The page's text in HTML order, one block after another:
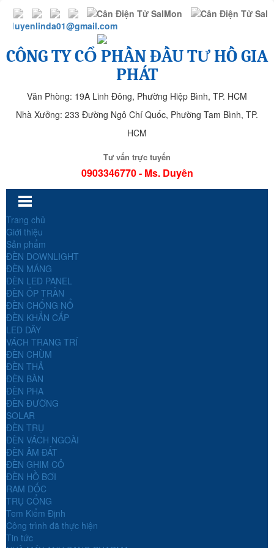
duyenlinda01@gmail.com
CÔNG TY CỔ PHẦN ĐẦU TƯ HỒ GIA
PHÁT
Văn Phòng: 19A Linh Đông, Phường Hiệp Bình, TP. HCM
Nhà Xưởng: 233 Đường Ngô Chí Quốc, Phường Tam Bình, TP.
HCM
Tư vấn trực tuyến
0903346770 - Ms. Duyên
Trang chủ
Giới thiệu
Sản phẩm
ĐÈN DOWNLIGHT
ĐÈN MÁNG
ĐÈN LED PANEL
ĐÈN ỐP TRẦN
ĐÈN CHỐNG NỔ
ĐÈN KHẨN CẤP
LED DÂY
VÁCH TRANG TRÍ
ĐÈN CHÙM
ĐÈN THẢ
ĐÈN BÀN
ĐÈN PHA
ĐÈN ĐƯỜNG
SOLAR
ĐÈN TRỤ
ĐÈN VÁCH NGOÀI
ĐÈN ÂM ĐẤT
ĐÈN GHIM CỎ
ĐÈN HỒ BƠI
RAM DỐC
TRỤ CỔNG
Tem Kiểm Định
Công trình đã thực hiện
Tin tức